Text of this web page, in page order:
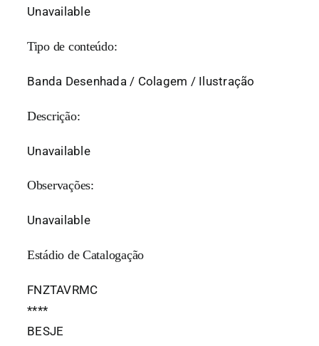
Unavailable
Tipo de conteúdo:
Banda Desenhada / Colagem / Ilustração
Descrição:
Unavailable
Observações:
Unavailable
Estádio de Catalogação
FNZTAVRMC
****
BESJE